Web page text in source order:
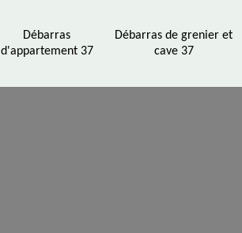
Débarras
d'appartement 37
Débarras de grenier et
cave 37